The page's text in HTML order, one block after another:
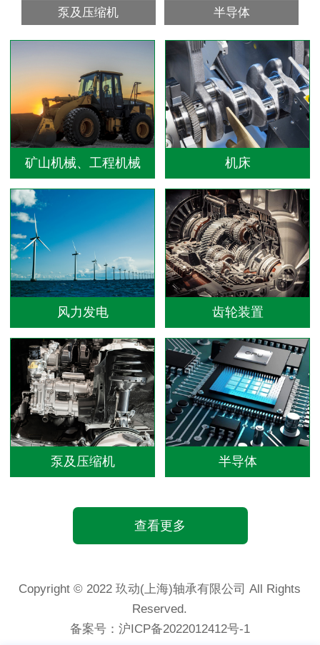
泵及压缩机 半导体
矿山机械、工程机械 机床
风力发电 齿轮装置
泵及压缩机 半导体
查看更多
Copyright © 2022 玖动(上海)轴承有限公司 All Rights
Reserved.
备案号： 沪ICP备2022012412号-1